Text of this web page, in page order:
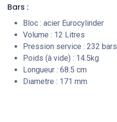
Bars :
Bloc : acier Eurocylinder
Volume : 12 Litres
Pression service : 232 bars
Poids (à vide) : 14.5kg
Longueur : 68.5 cm
Diametre : 171 mm